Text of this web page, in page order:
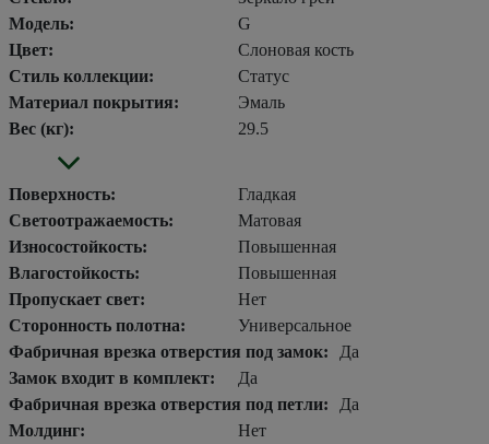
Модель:
G
Цвет:
Слоновая кость
Стиль коллекции:
Статус
Материал покрытия:
Эмаль
Вес (кг):
29.5
Поверхность:
Гладкая
Светоотражаемость:
Матовая
Износостойкость:
Повышенная
Влагостойкость:
Повышенная
Пропускает свет:
Нет
Сторонность полотна:
Универсальное
Фабричная врезка отверстия под замок:
Да
Замок входит в комплект:
Да
Фабричная врезка отверстия под петли:
Да
Молдинг:
Нет